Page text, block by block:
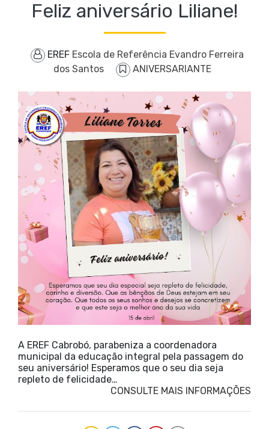
Feliz aniversário Liliane!
EREF Escola de Referência Evandro Ferreira
dos Santos
ANIVERSARIANTE
A EREF Cabrobó, parabeniza a coordenadora
municipal da educação integral pela passagem do
seu aniversário! Esperamos que o seu dia seja
repleto de felicidade…
CONSULTE MAIS INFORMAÇÕES